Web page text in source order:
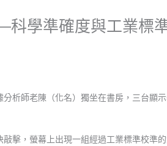
學準確度與工業標
析師老陳（化名）獨坐在書房，三台顯
擊，螢幕上出現一組經過工業標準校準